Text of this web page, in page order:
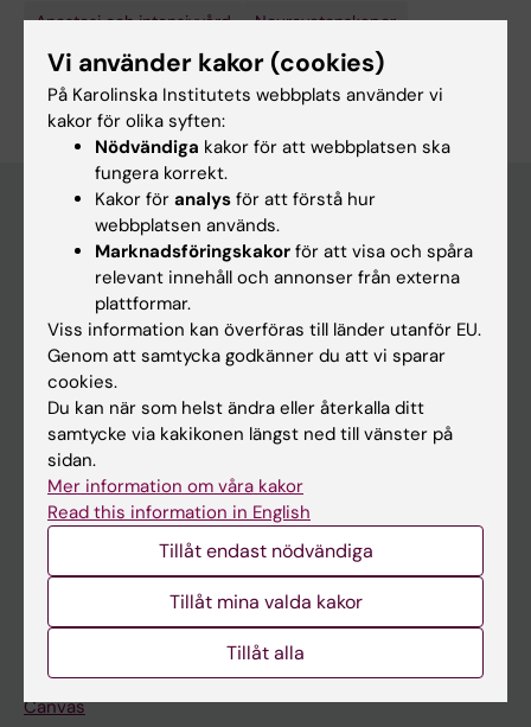
Anestesi och intensivvård
Neurovetenskaper
Är du David Nelson?
Redigera din profil
Huvudmeny
Utbildning
Forskarutbildning
Forskning
Om KI
På gång
Nyheter
Kalender
Student
Ladok
Canvas
Vi använder kakor (cookies)
På Karolinska Institutets webbplats använder vi
kakor för olika syften:
Nödvändiga kakor för att webbplatsen ska
fungera korrekt.
Kakor för analys för att förstå hur
webbplatsen används.
Marknadsföringskakor för att visa och spåra
relevant innehåll och annonser från externa
plattformar.
Viss information kan överföras till länder utanför EU.
Genom att samtycka godkänner du att vi sparar
cookies.
Du kan när som helst ändra eller återkalla ditt
samtycke via kakikonen längst ned till vänster på
sidan.
Mer information om våra kakor
Read this information in English
Tillåt endast nödvändiga
Tillåt mina valda kakor
Tillåt alla